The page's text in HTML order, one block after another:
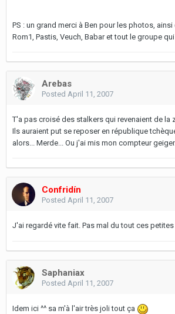
PS : un grand merci à Ben pour les photos, ainsi
Rom1, Pastis, Veuch, Babar et tout le groupe
Arebas
Posted April 11, 2007
T'a pas croisé des stalkers qui revenaient de la
Ils auraient put se reposer en république
alors... Merde... Ou j'ai mis mon compteur
Confridín
Posted April 11, 2007
J'ai regardé vite fait. Pas mal du tout ces
Saphaniax
Posted April 11, 2007
Idem ici ^^ sa m'à l'air très joli tout ça